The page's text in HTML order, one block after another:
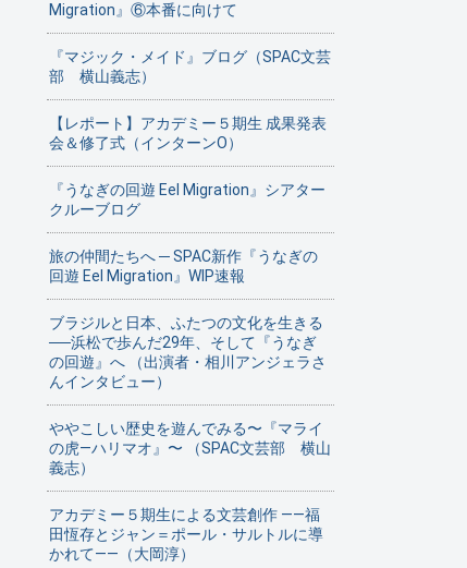
Migration』⑥本番に向けて
『マジック・メイド』ブログ（SPAC文芸
部 横山義志）
【レポート】アカデミー５期生 成果発表
会＆修了式（インターンO）
『うなぎの回遊 Eel Migration』シアター
クルーブログ
旅の仲間たちへ ─ SPAC新作『うなぎの
回遊 Eel Migration』WIP速報
ブラジルと日本、ふたつの文化を生きる
──浜松で歩んだ29年、そして『うなぎ
の回遊』へ （出演者・相川アンジェラさ
んインタビュー）
ややこしい歴史を遊んでみる〜『マライ
の虎—ハリマオ』〜 （SPAC文芸部 横山
義志）
アカデミー５期生による文芸創作 ——福
田恆存とジャン＝ポール・サルトルに導
かれて——（大岡淳）